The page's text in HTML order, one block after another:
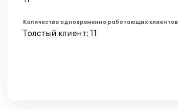
Количество одновременно работающих клиентов
Толстый клиент: 11